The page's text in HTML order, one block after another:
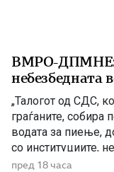
ВМРО-ДПМНЕ:
небезбедната
„Талогот од СДС,
граѓаните, собира
водата за пиење,
со институциите,
проблемите.
пред 18 часа